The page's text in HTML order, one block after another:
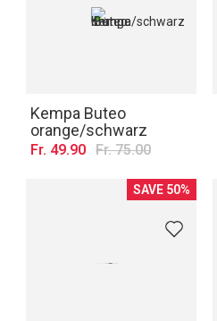
Kempa Buteo
orange/schwarz
Fr. 49.90 Fr. 75.00
SAVE 50%